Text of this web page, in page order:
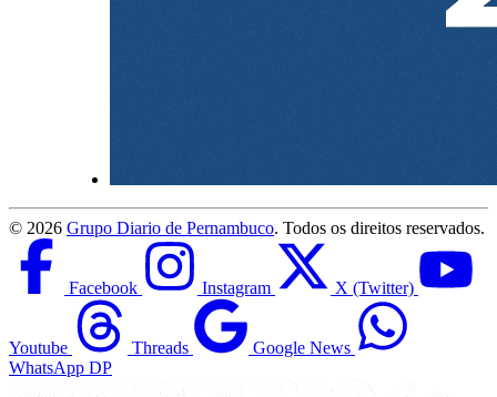
© 2026 Grupo Diario de Pernambuco. Todos os direitos reservados.
Facebook Instagram X (Twitter)
Youtube Threads
Google News
WhatsApp DP